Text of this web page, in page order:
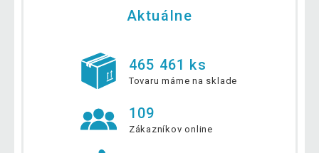
Aktuálne
465 461 ks
Tovaru máme na sklade
109
Zákazníkov online